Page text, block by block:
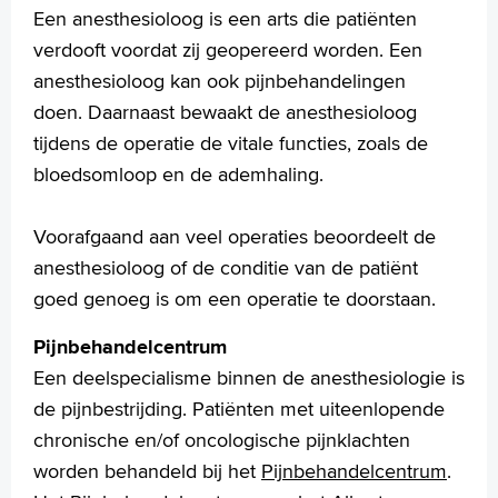
Homepage
Praktische informatie
Specialismen
Werken en leren
Medewerkers
Contact
MijnASz
Verwijzers
Wetenschappelijk onderzoek
Tekstgrootte A
Voorleesfunctie
Een anesthesioloog is een arts die patiënten
verdooft voordat zij geopereerd worden. Een
anesthesioloog kan ook pijnbehandelingen
doen. Daarnaast bewaakt de anesthesioloog
tijdens de operatie de vitale functies, zoals de
bloedsomloop en de ademhaling.
Voorafgaand aan veel operaties beoordeelt de
anesthesioloog of de conditie van de patiënt
goed genoeg is om een operatie te doorstaan.
Pijnbehandelcentrum
Een deelspecialisme binnen de anesthesiologie is
de pijnbestrijding. Patiënten met uiteenlopende
chronische en/of oncologische pijnklachten
worden behandeld bij het Pijnbehandelcentrum.